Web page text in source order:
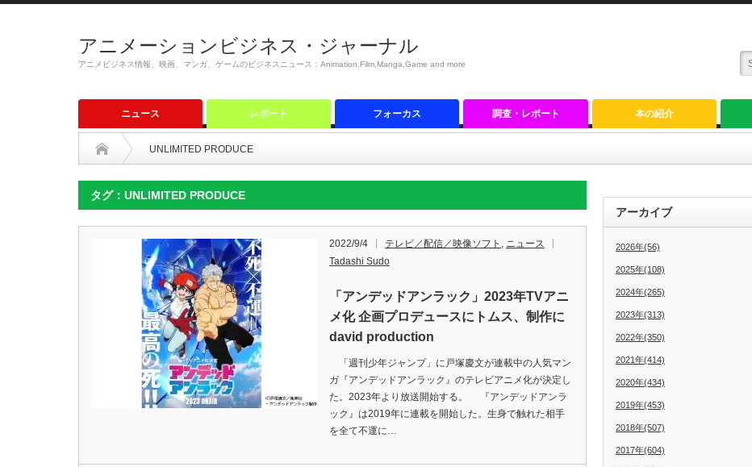
アニメーションビジネス・ジャーナル
アニメビジネス情報、映画、マンガ、ゲームのビジネスニュース：Animation,Film,Manga,Game and more
ニュース レポート フォーカス 調査・レポート 本の紹介
UNLIMITED PRODUCE
タグ：UNLIMITED PRODUCE
2022/9/4 テレビ／配信／映像ソフト , ニュース
Tadashi Sudo
「アンデッドアンラック」2023年TVアニ
メ化 企画プロデュースにトムス、制作に
david production
「週刊少年ジャンプ」に戸塚慶文が連載中の人気マン
ガ『アンデッドアンラック』のテレビアニメ化が決定し
た。2023年より放送開始する。 『アンデッドアンラ
ック』は2019年に連載を開始した。生身で触れた相手
を全て不運に…
アーカイブ
2026年(56)
2025年(108)
2024年(265)
2023年(313)
2022年(350)
2021年(414)
2020年(434)
2019年(453)
2018年(507)
2017年(604)